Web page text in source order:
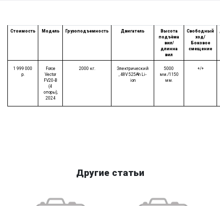
Стоимость Модель Грузоподъемность Двигатель
Высота
подъёма
вил/
длинна
вил
Свободный
ход/
Боковое
смещение
1 999 000
р.
Force
Vector
FV20-B
(4
опоры),
2024
2000 кг.
Электрический
, 48V 525Ah Li-
ion
5000
мм./1150
мм.
+/+
Другие статьи